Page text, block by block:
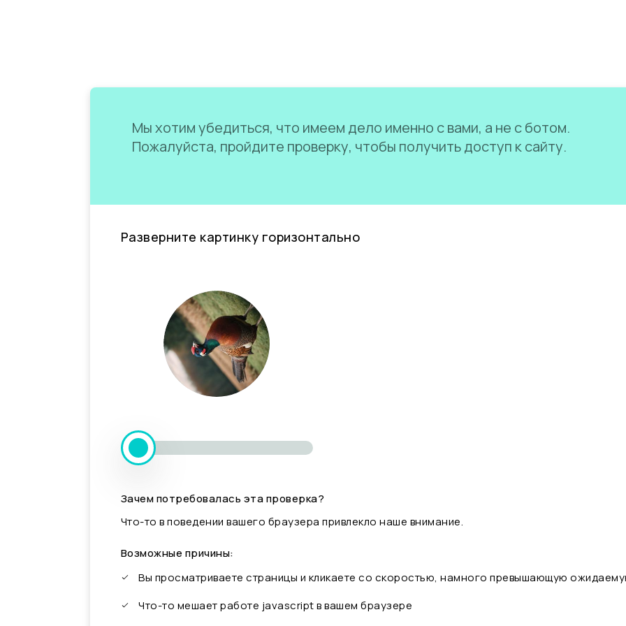
Мы хотим убедиться, что имеем дело именно с вами, а не с ботом.
Пожалуйста, пройдите проверку, чтобы получить доступ к сайту.
Разверните картинку горизонтально
Зачем потребовалась эта проверка?
Что-то в поведении вашего браузера привлекло наше внимание.
Возможные причины:
Вы просматриваете страницы и кликаете со скоростью, намного превышающую
Что-то мешает работе javascript в вашем браузере